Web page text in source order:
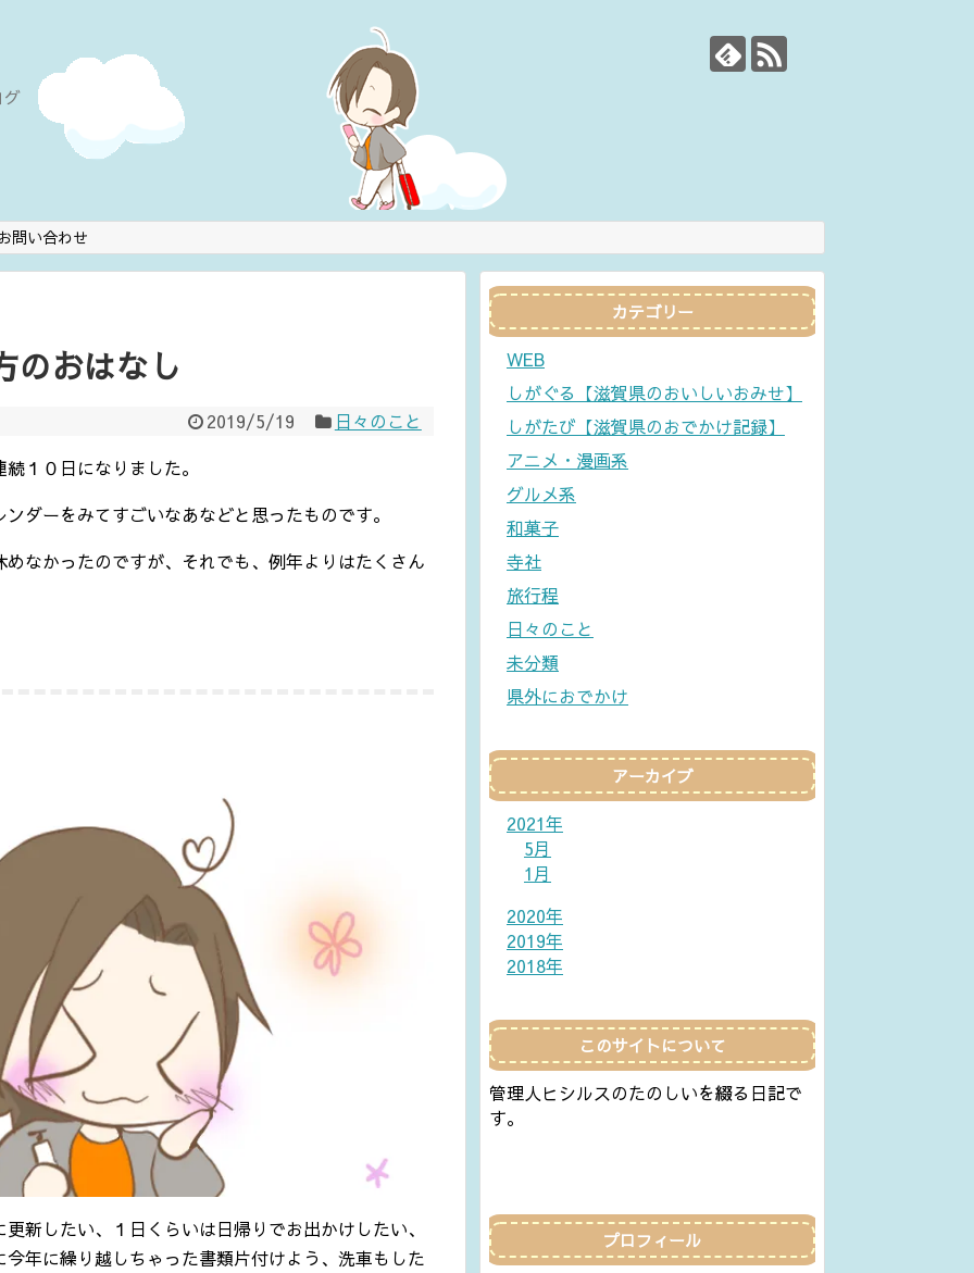
グ
問い合わせ
のおはなし
2019/5/19
日々のこと
１０日になりました。
ダーをみてすごいなあなどと思ったものです。
なかったのですが、それでも、例年よりはたくさん
新したい、１日くらいは日帰りでお出かけしたい、
年に繰り越しちゃった書類片付けよう、洗車もした
カテゴリー
WEB
しがぐる【滋賀県のおいしいおみせ】
しがたび【滋賀県のおでかけ記録】
アニメ・漫画系
グルメ系
和菓子
寺社
旅行程
日々のこと
未分類
県外におでかけ
アーカイブ
2021年
5月
1月
2020年
2019年
2018年
このサイトについて
管理人ヒシルスのたのしいを綴る日記で
す。
プロフィール